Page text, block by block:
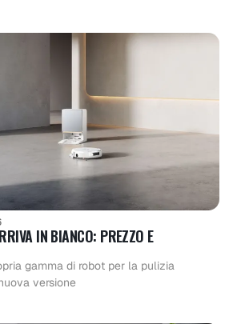
IN BIANCO: PREZZO E
gamma di robot per la pulizia
versione